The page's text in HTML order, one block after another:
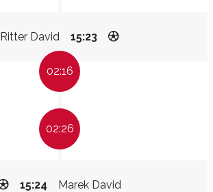
Ritter David 15:23
02:16
02:26
Marek David
15:24